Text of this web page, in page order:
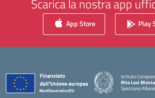
Scarica la nostra app
App Store Play
Istituto
Rita Levi
Spezzano
— Visita la